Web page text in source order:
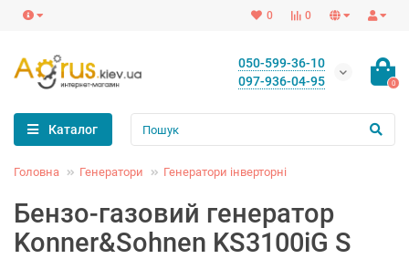
0
0
050-599-36-10
097-936-04-95
0
Каталог
Головна Генератори Генератори інверторні
Бензо-газовий генератор
Konner&Sohnen KS3100iG S